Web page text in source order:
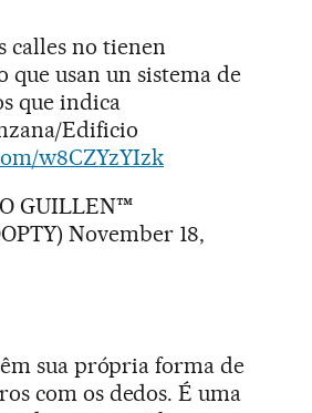
calles no tienen
que usan un sistema de
que indica
Edificio
w8CZYzYIzk
GUILLEN™
November 18,
sua própria forma de
com os dedos. É uma